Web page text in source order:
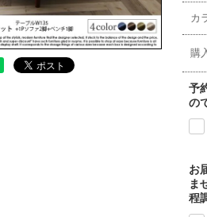
カ
購
予
の
お
ま
程